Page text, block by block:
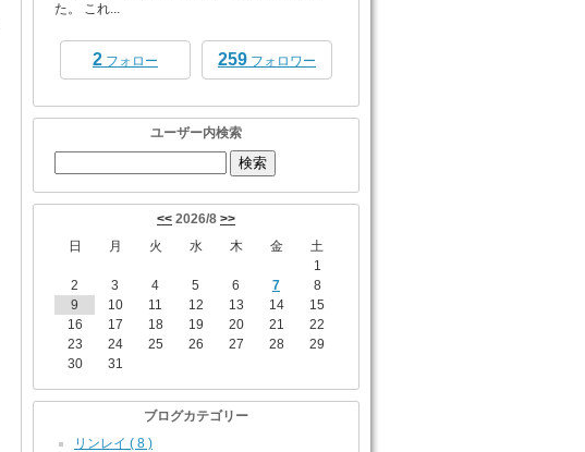
た。 これ...
2 フォロー 259 フォロワー
ユーザー内検索
<< 2026/8 >>
日
月 火 水 木 金
土
1
2
3 4 5 6 7
8
9
10 11 12 13 14
15
16
17 18 19 20 21
22
23
24 25 26 27 28
29
30
31
ブログカテゴリー
リンレイ ( 8 )